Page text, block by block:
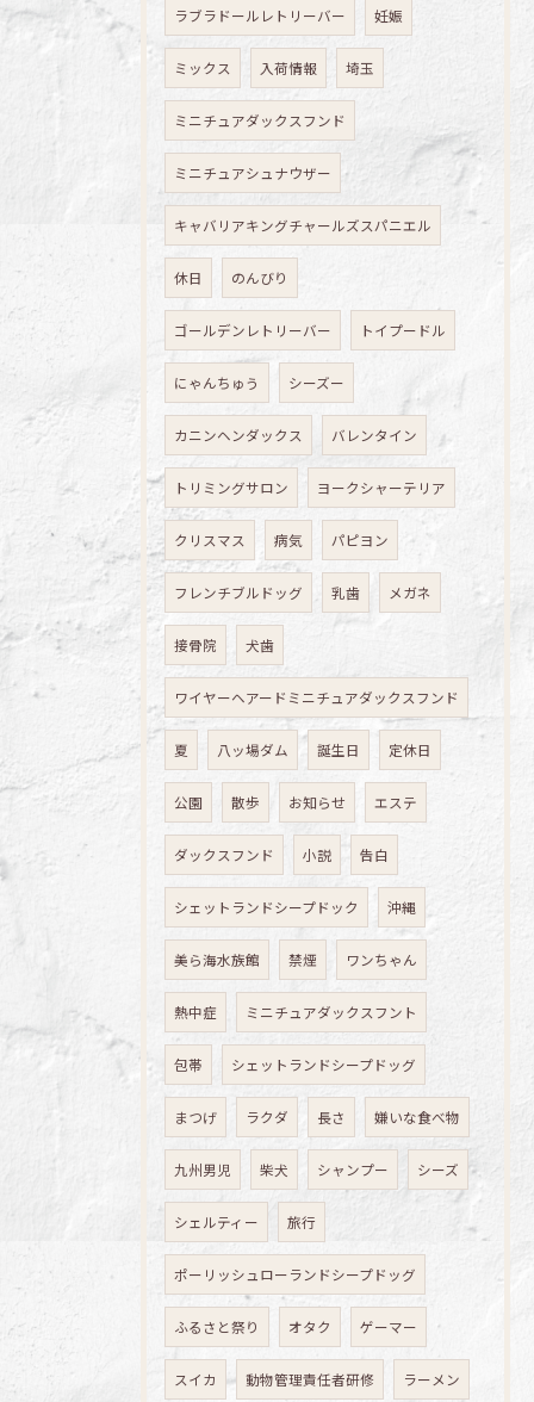
ラブラドールレトリーバー 妊娠
ミックス 入荷情報 埼玉
ミニチュアダックスフンド
ミニチュアシュナウザー
キャバリアキングチャールズスパニエル
休日 のんびり
ゴールデンレトリーバー トイプードル
にゃんちゅう シーズー
カニンヘンダックス バレンタイン
トリミングサロン ヨークシャーテリア
クリスマス 病気 パピヨン
フレンチブルドッグ 乳歯 メガネ
接骨院 犬歯
ワイヤーヘアードミニチュアダックスフンド
夏 八ッ場ダム 誕生日 定休日
公園 散歩 お知らせ エステ
ダックスフンド 小説 告白
シェットランドシープドック 沖縄
美ら海水族館 禁煙 ワンちゃん
熱中症 ミニチュアダックスフント
包帯 シェットランドシープドッグ
まつげ ラクダ 長さ 嫌いな食べ物
九州男児 柴犬 シャンプー シーズ
シェルティー 旅行
ポーリッシュローランドシープドッグ
ふるさと祭り オタク ゲーマー
スイカ 動物管理責任者研修 ラーメン